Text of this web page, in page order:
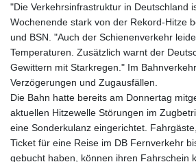
"Die Verkehrsinfrastruktur in Deutschland
Wochenende stark von der Rekord-Hitze
und BSN. "Auch der Schienenverkehr
Temperaturen. Zusätzlich warnt der
Gewittern mit Starkregen." Im
Verzögerungen und Zugausfällen.
Die Bahn hatte bereits am Donnertag
aktuellen Hitzewelle Störungen im
eine Sonderkulanz eingerichtet.
Ticket für eine Reise im DB Fernverkehr
gebucht haben, können ihren Fahrschein